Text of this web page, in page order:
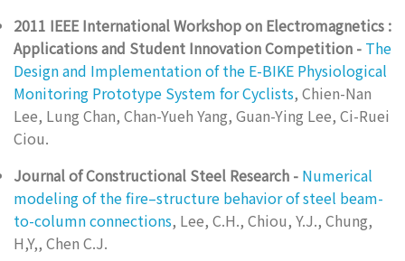
2011 IEEE International Workshop on Electromagnetics :
Applications and Student Innovation Competition - The
Design and Implementation of the E-BIKE Physiological
Monitoring Prototype System for Cyclists, Chien-Nan
Lee, Lung Chan, Chan-Yueh Yang, Guan-Ying Lee, Ci-Ruei
Ciou.
Journal of Constructional Steel Research - Numerical
modeling of the fire–structure behavior of steel beam-
to-column connections, Lee, C.H., Chiou, Y.J., Chung,
H,Y,, Chen C.J.